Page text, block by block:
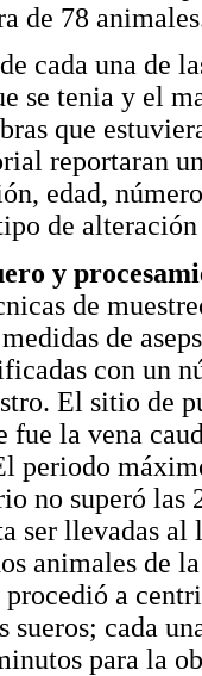
de 78
cada una de
se tenia y el
que
reportaran
edad,
de
y
de
de
con un
El sitio de
fue la vena
periodo
no superó las
ser llevadas
animales de
a
sueros; cada
para la